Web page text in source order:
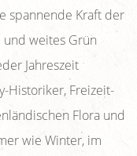
spannende Kraft der
und weites Grün
Jahreszeit
Historiker, Freizeit-
Flora und
wie Winter, im